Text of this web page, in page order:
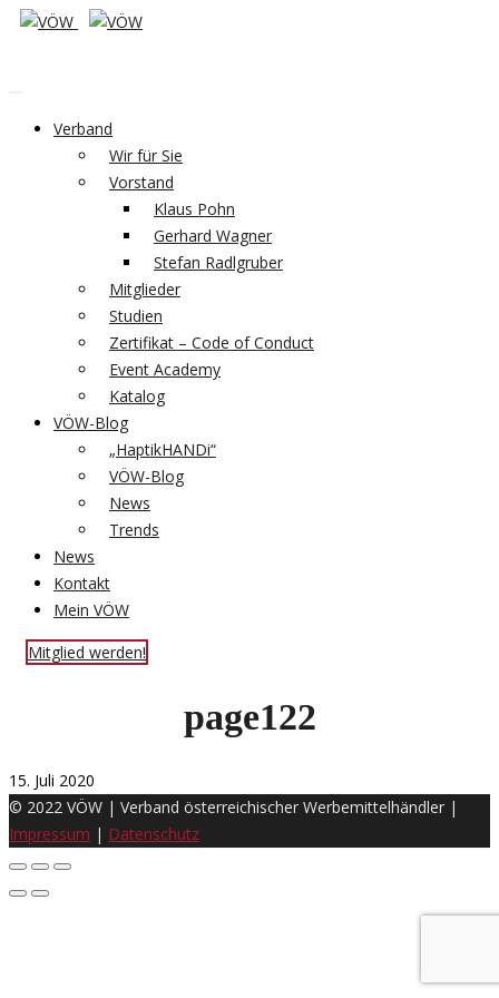
Verband
Wir für Sie
Vorstand
Klaus Pohn
Gerhard Wagner
Stefan Radlgruber
Mitglieder
Studien
Zertifikat – Code of Conduct
Event Academy
Katalog
VÖW-Blog
„HaptikHANDi“
VÖW-Blog
News
Trends
News
Kontakt
Mein VÖW
Mitglied werden!
page122
15. Juli 2020
© 2022 VÖW | Verband österreichischer Werbemittelhändler |
Impressum | Datenschutz